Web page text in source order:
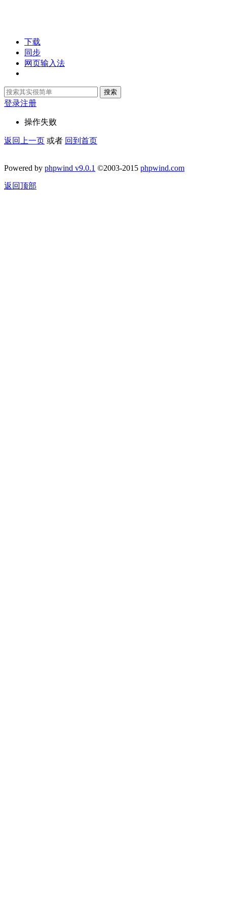
下载
同步
网页输入法
搜索
登录注册
操作失败
返回上一页 或者 回到首页
Powered by phpwind v9.0.1 ©2003-2015 phpwind.com
返回顶部